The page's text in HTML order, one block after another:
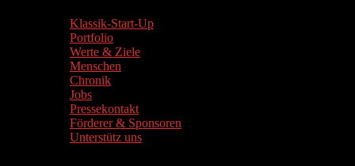
Klassik-Start-Up
Portfolio
Werte & Ziele
Menschen
Chronik
Jobs
Pressekontakt
Förderer & Sponsoren
Unterstütz uns